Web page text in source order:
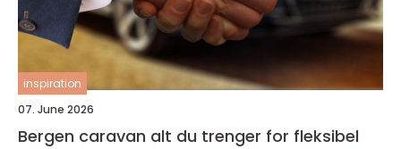
inspiration
07. June 2026
Bergen caravan alt du trenger for fleksibel